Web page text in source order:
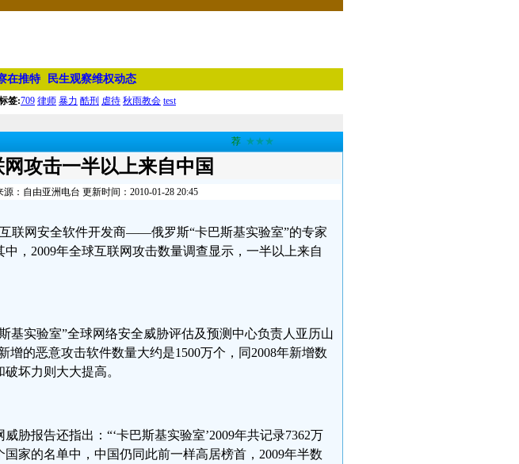
在推特 民生观察维权动态
签:709 律师 暴力 酷刑 虐待 秋雨教会 test
荐 ★★★
网攻击一半以上来自中国
：自由亚洲电台 更新时间：2010-01-28 20:45
联网安全软件开发商——俄罗斯“卡巴斯基实验室”的专家
，2009年全球互联网攻击数量调查显示，一半以上来自
基实验室”全球网络安全威胁评估及预测中心负责人亚历山
增的恶意攻击软件数量大约是1500万个，同2008年新增数
坏力则大大提高。
胁报告还指出：“‘卡巴斯基实验室’2009年共记录7362万
家的名单中，中国仍同此前一样高居榜首，2009年半数